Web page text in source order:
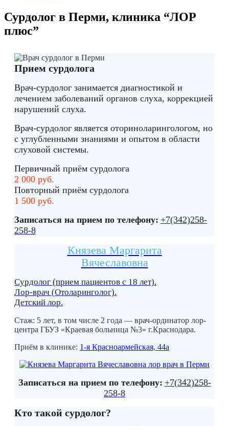
Сурдолог в Перми, клиника “ЛОР
плюс”
Прием сурдолога
Врач-сурдолог занимается диагностикой и
лечением заболеваний органов слуха, коррекцией
нарушений слуха.
Врач-сурдолог является оториноларингологом, но
с углубленными знаниями и опытом в области
слуховой системы.
Первичный приём сурдолога
2 000 руб.
Повторный приём сурдолога
1 500 руб.
Записаться на прием по телефону: +7(342)258-
258-8
Князева Маргарита
Вячеславовна
Сурдолог (прием пациентов с 18 лет).
Лор-врач (Отоларинголог).
Детский лор.
Стаж: 5 лет, в том числе 2 года — врач-ординатор лор-
центра ГБУЗ «Краевая больница №3» г.Краснодара.
Приём в клинике: 1-я Красноармейская, 44а
Записаться на прием по телефону: +7(342)258-
258-8
Кто такой сурдолог?